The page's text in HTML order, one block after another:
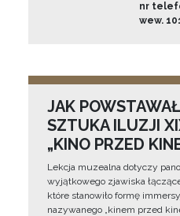
nr
wew.
JAK
SZTUKA ILUZJI
„KINO PRZED
Lekcja muzealna dotyczy
wyjątkowego zjawiska
które stanowiło formę
nazywanego „kinem przed